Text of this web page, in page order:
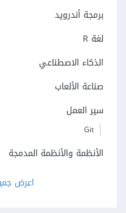
برمجة أندرويد
لغة R
الذكاء الاصطناعي
صناعة الألعاب
سير العمل
Git
الأنظمة والأنظمة المدمجة
اعرض